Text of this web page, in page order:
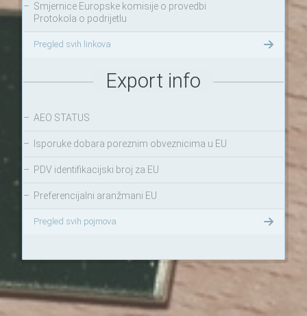
– Smjernice Europske komisije o provedbi
Protokola o podrijetlu
Pregled svih linkova
Export info
– AEO STATUS
– Isporuke dobara poreznim obveznicima u EU
– PDV identifikacijski broj za EU
– Preferencijalni aranžmani EU
Pregled svih pojmova